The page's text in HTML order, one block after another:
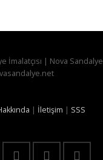
İmalatçısı | Nova Sandalye
| İletişim | SSS